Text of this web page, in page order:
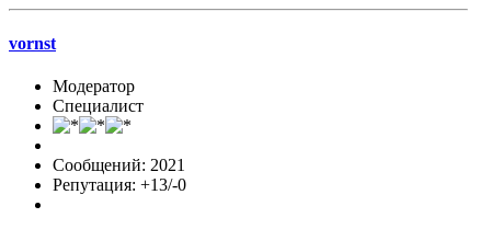
vornst
Модератор
Специалист
Сообщений: 2021
Репутация: +13/-0